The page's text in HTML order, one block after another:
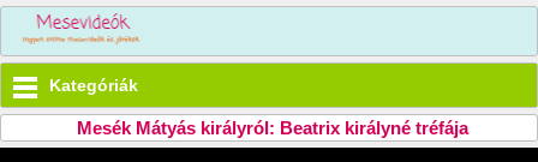
Kategóriák
Mesék Mátyás királyról: Beatrix királyné tréfája